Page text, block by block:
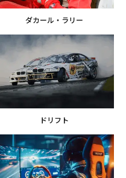
ダカール・ラリー
ドリフト